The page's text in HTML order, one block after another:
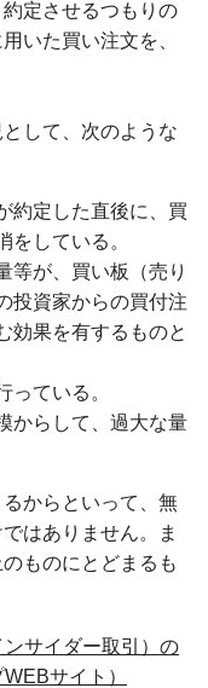
定させるつもりの
いた買い注文を、
して、次のような
約定した直後に、買
をしている。
等が、買い板（売り
投資家からの買付注
効果を有するものと
っている。
からして、過大な量
からといって、無
はありません。ま
ものにとどまるも
サイダー取引）の
サイト）